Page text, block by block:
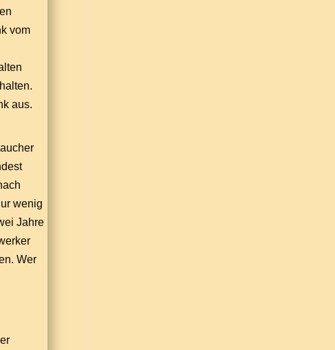
vom
aus.
wenig
Jahre
Wer